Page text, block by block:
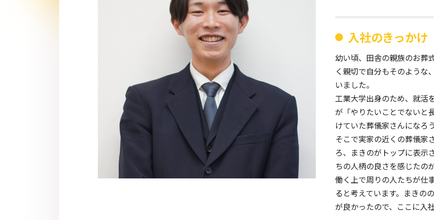
入社のきっかけ
幼い頃、田舎の親族のお葬
く親切で自分もそのような
いました。
工業大学出身のため、就活
が「やりたいことでないと
けていた葬儀家さんになろ
そこで実家の近くの葬儀家
ろ、まきのがトップに表示
ちの人柄の良さを感じたの
働く上で周りの人たちが仕
ると考えています。まきの
が良かったので、ここに入